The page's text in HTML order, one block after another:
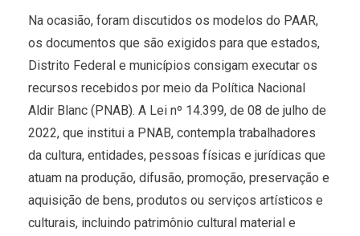
Na ocasião, foram discutidos os modelos do PAAR,
os documentos que são exigidos para que estados,
Distrito Federal e municípios consigam executar os
recursos recebidos por meio da Política Nacional
Aldir Blanc (PNAB). A Lei nº 14.399, de 08 de julho de
2022, que institui a PNAB, contempla trabalhadores
da cultura, entidades, pessoas físicas e jurídicas que
atuam na produção, difusão, promoção, preservação e
aquisição de bens, produtos ou serviços artísticos e
culturais, incluindo patrimônio cultural material e